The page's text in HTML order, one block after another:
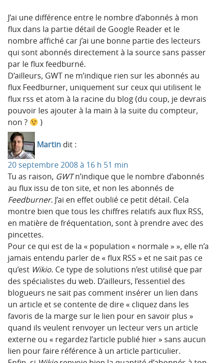
J’ai une différence entre le nombre d’abonnés à mon
flux dans la partie détail de Google Reader et le
nombre affiché car j’ai une bonne partie des lecteurs
qui sont abonnés directement à la source sans passer
par le flux feedburné.
D’ailleurs, GWT ne m’indique rien sur les abonnés au
flux Feedburner, uniquement sur ceux qui utilisent le
flux rss et atom à la racine du blog (du coup, je devrais
pouvoir les ajouter à la main à la suite du compteur,
non ?
)
Martin dit :
20 septembre 2008 à 16 h 51 min
Tu as raison, GWTn’indique que le nombre d’abonnés
au flux issu de ton site, et non les abonnés de
Feedburner. J’ai en effet oublié ce petit détail. Cela
montre bien que tous les chiffres relatifs aux flux RSS,
en matière de fréquentation, sont à prendre avec des
pincettes.
Pour ce qui est de la « population « normale » », elle n’a
jamais entendu parler de « flux RSS » et ne sait pas ce
qu’est Wikio. Ce type de solutions n’est utilisé que par
des spécialistes du web. D’ailleurs, l’essentiel des
blogueurs ne sait pas comment insérer un lien dans
un article et se contente de dire « cliquez dans les
favoris de la marge sur le lien pour en savoir plus »
quand ils veulent renvoyer un lecteur vers un article
externe ou « regardez l’article publié hier » sans aucun
lien pour faire référence à un article particulier.